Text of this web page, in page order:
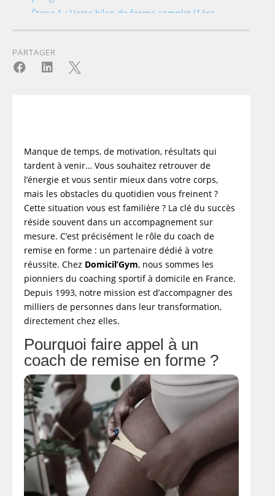
Étape 1 : Votre bilan de forme complet (1ère
(2ème séance offerte)
Étape 3 : L'accompagnement vers vos
objectifs (100% atteints)
Comment débuter une remise en forme ?
Un coach fitness est-il vraiment efficace ?
Est-ce que le coaching est déductible des
impôts ?
Message de succès
PARTAGER
  
Manque de temps, de motivation, résultats qui
tardent à venir… Vous souhaitez retrouver de
l’énergie et vous sentir mieux dans votre corps,
mais les obstacles du quotidien vous freinent ?
Cette situation vous est familière ? La clé du succès
réside souvent dans un accompagnement sur
mesure. C’est précisément le rôle du coach de
remise en forme : un partenaire dédié à votre
réussite. Chez Domicil’Gym, nous sommes les
pionniers du coaching sportif à domicile en France.
Depuis 1993, notre mission est d’accompagner des
milliers de personnes dans leur transformation,
directement chez elles.
Pourquoi faire appel à un
coach de remise en forme ?